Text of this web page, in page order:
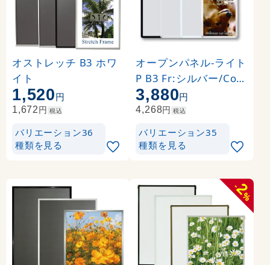
オストレッチ B3 ホワ
イト
1,520円
1,672円 税込
バリエーション36
種類を見る
オープンパネル-ライト
P B3 Fr:シルバー/Co:
シルバー
3,880円
4,268円 税込
バリエーション35
種類を見る
-
2
%